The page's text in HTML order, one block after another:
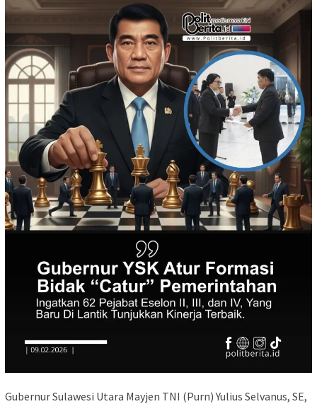
Gubernur Sulawesi Utara Mayjen TNI (Purn) Yulius Selvanus, SE,